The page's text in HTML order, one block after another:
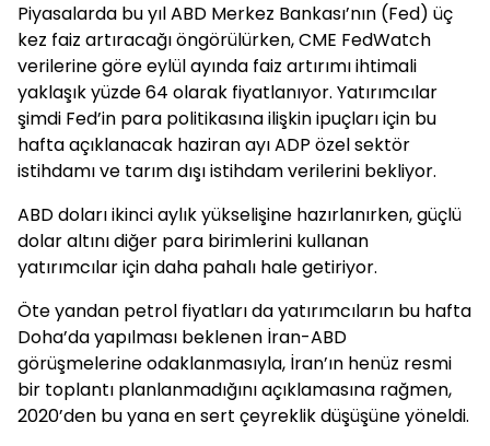
Piyasalarda bu yıl ABD Merkez Bankası’nın (Fed) üç
kez faiz artıracağı öngörülürken, CME FedWatch
verilerine göre eylül ayında faiz artırımı ihtimali
yaklaşık yüzde 64 olarak fiyatlanıyor. Yatırımcılar
şimdi Fed’in para politikasına ilişkin ipuçları için bu
hafta açıklanacak haziran ayı ADP özel sektör
istihdamı ve tarım dışı istihdam verilerini bekliyor.
ABD doları ikinci aylık yükselişine hazırlanırken, güçlü
dolar altını diğer para birimlerini kullanan
yatırımcılar için daha pahalı hale getiriyor.
Öte yandan petrol fiyatları da yatırımcıların bu hafta
Doha’da yapılması beklenen İran-ABD
görüşmelerine odaklanmasıyla, İran’ın henüz resmi
bir toplantı planlanmadığını açıklamasına rağmen,
2020’den bu yana en sert çeyreklik düşüşüne yöneldi.